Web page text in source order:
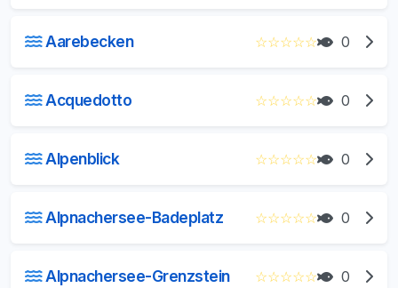
Aarebecken ☆☆☆☆☆ 0
Acquedotto ☆☆☆☆☆ 0
Alpenblick ☆☆☆☆☆ 0
Alpnachersee-Badeplatz ☆☆☆☆☆ 0
Alpnachersee-Grenzstein ☆☆☆☆☆ 0